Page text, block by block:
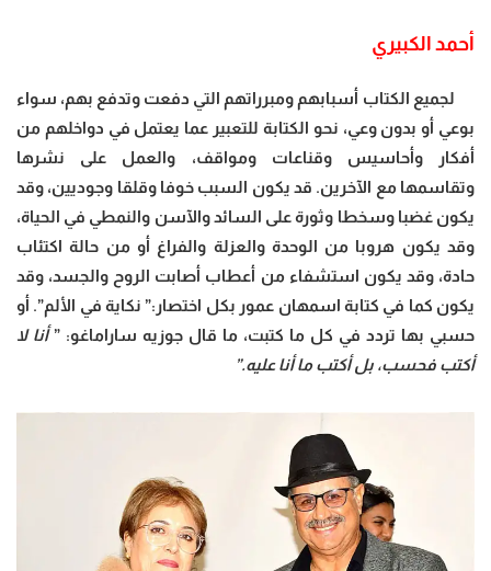
أحمد الكبيري
لجميع الكتاب أسبابهم ومبرراتهم التي دفعت وتدفع بهم، سواء
بوعي أو بدون وعي، نحو الكتابة للتعبير عما يعتمل في دواخلهم من
أفكار وأحاسيس وقناعات ومواقف، والعمل على نشرها
وتقاسمها مع الآخرين. قد يكون السبب خوفا وقلقا وجوديين، وقد
يكون غضبا وسخطا وثورة على السائد والآسن والنمطي في الحياة،
وقد يكون هروبا من الوحدة والعزلة والفراغ أو من حالة اكتئاب
حادة، وقد يكون استشفاء من أعطاب أصابت الروح والجسد، وقد
يكون كما في كتابة اسمهان عمور بكل اختصار:” نكاية في الألم”. أو
حسبي بها تردد في كل ما كتبت، ما قال جوزيه ساراماغو: ”أنا لا
أكتب فحسب، بل أكتب ما أنا عليه.”